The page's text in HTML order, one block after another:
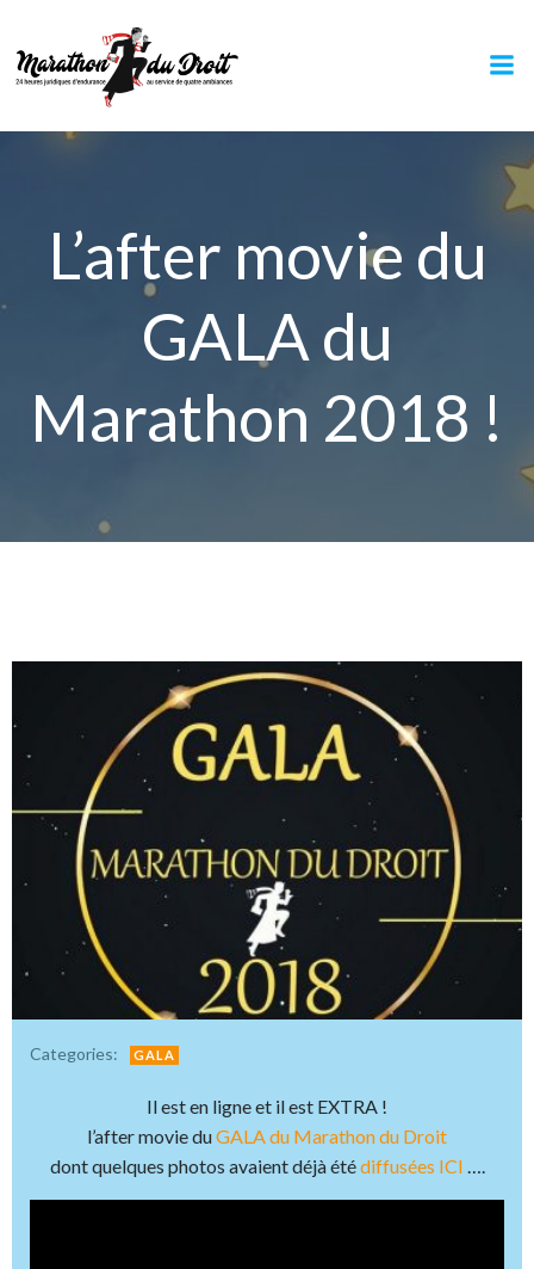
L’after movie du
GALA du
Marathon 2018 !
Categories: GALA
Il est en ligne et il est EXTRA !
l’after movie duGALA du Marathon du Droit
dont quelques photos avaient déjà étédiffusées ICI ….